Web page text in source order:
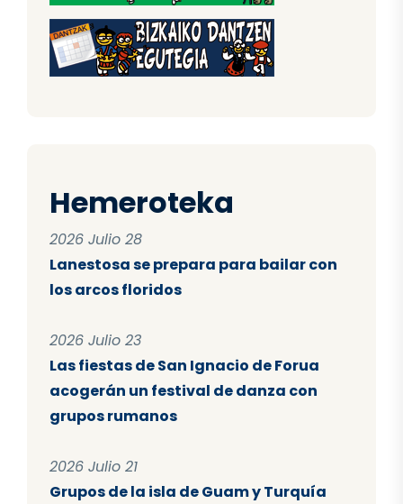
Hemeroteka
2026 Julio 28
Lanestosa se prepara para bailar con
los arcos floridos
2026 Julio 23
Las fiestas de San Ignacio de Forua
acogerán un festival de danza con
grupos rumanos
2026 Julio 21
Grupos de la isla de Guam y Turquía